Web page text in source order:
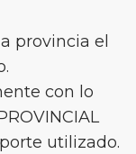
provincia el
con lo
utilizado.